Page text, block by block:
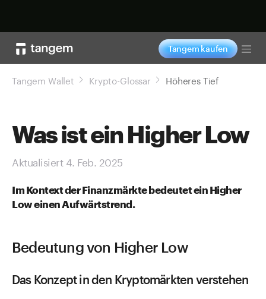
Tangem kaufen
Tangem Wallet Krypto-Glossar Höheres Tief
Was ist ein Higher Low
Aktualisiert 4. Feb. 2025
Im Kontext der Finanzmärkte bedeutet ein Higher
Low einen Aufwärtstrend.
Bedeutung von Higher Low
Das Konzept in den Kryptomärkten verstehen